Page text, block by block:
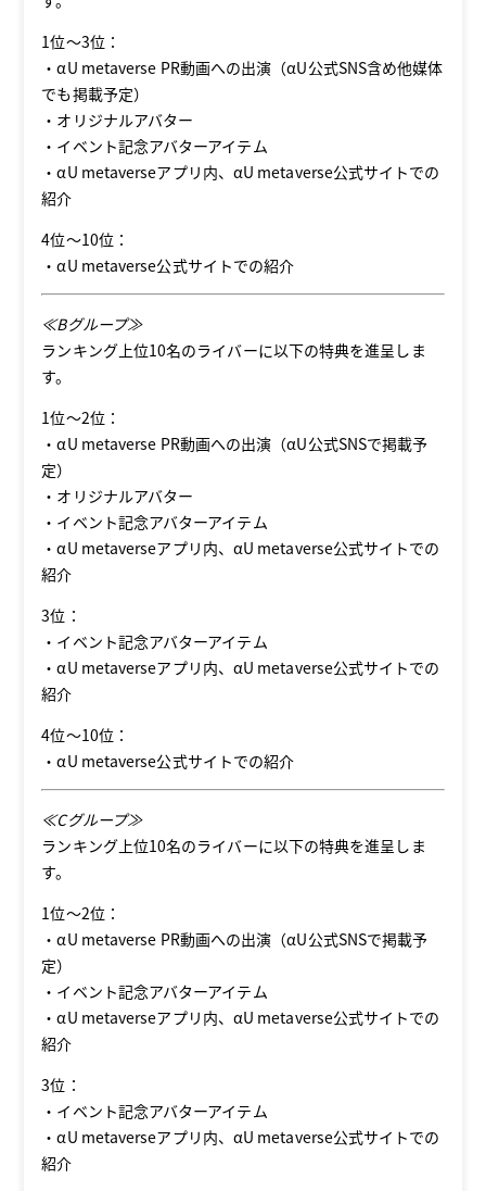
1位～3位：
・αU metaverse PR動画への出演（αU公式SNS含め他媒体
でも掲載予定）
・オリジナルアバター
・イベント記念アバターアイテム
・αU metaverseアプリ内、αU metaverse公式サイトでの
紹介
4位～10位：
・αU metaverse公式サイトでの紹介
≪Bグループ≫
ランキング上位10名のライバーに以下の特典を進呈しま
す。
1位～2位：
・αU metaverse PR動画への出演（αU公式SNSで掲載予
定）
・オリジナルアバター
・イベント記念アバターアイテム
・αU metaverseアプリ内、αU metaverse公式サイトでの
紹介
3位：
・イベント記念アバターアイテム
・αU metaverseアプリ内、αU metaverse公式サイトでの
紹介
4位～10位：
・αU metaverse公式サイトでの紹介
≪Cグループ≫
ランキング上位10名のライバーに以下の特典を進呈しま
す。
1位～2位：
・αU metaverse PR動画への出演（αU公式SNSで掲載予
定）
・イベント記念アバターアイテム
・αU metaverseアプリ内、αU metaverse公式サイトでの
紹介
3位：
・イベント記念アバターアイテム
・αU metaverseアプリ内、αU metaverse公式サイトでの
紹介